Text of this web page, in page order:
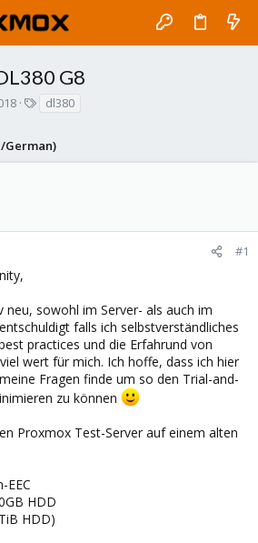
G8
s
dl380
German)
#1
neu, sowohl im Server- als auch im
falls ich selbstverständliches
practices und die Erfahrund von
wert für mich. Ich hoffe, dass ich hier
Fragen finde um so den Trial-and-
zu können
Proxmox Test-Server auf einem alten
EEC
HDD
HDD)